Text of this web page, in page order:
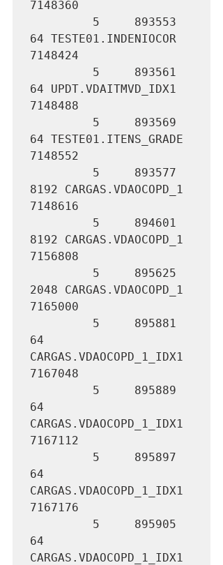
7148360
64 TESTE01.INDENIOCOR
7148424
64 UPDT.VDAITMVD_IDX1
7148488
64 TESTE01.ITENS_GRADE
7148552
8192 CARGAS.VDAOCOPD_1
7148616
8192 CARGAS.VDAOCOPD_1
7156808
2048 CARGAS.VDAOCOPD_1
7165000
64
CARGAS.VDAOCOPD_1_IDX1
7167048
64
CARGAS.VDAOCOPD_1_IDX1
7167112
64
CARGAS.VDAOCOPD_1_IDX1
7167176
64
CARGAS.VDAOCOPD_1_IDX1